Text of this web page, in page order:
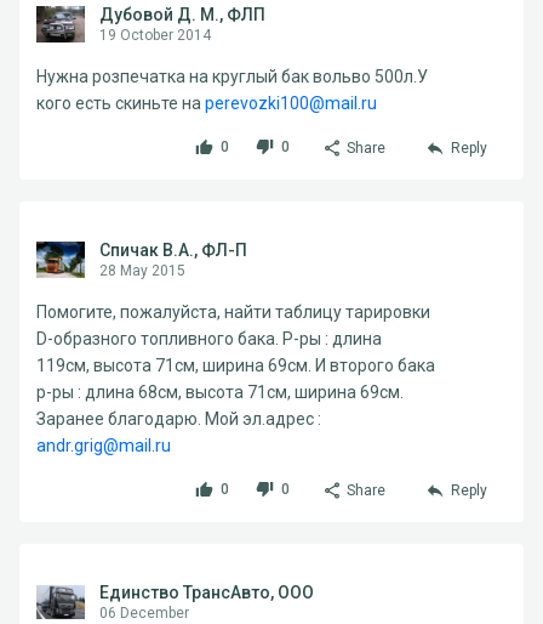
Дубовой Д. М., ФЛП
19 October 2014
Нужна розпечатка на круглый бак вольво 500л.У
кого есть скиньте на perevozki100@mail.ru
0 0 Share Reply
Спичак В.А., ФЛ-П
28 May 2015
Помогите, пожалуйста, найти таблицу тарировки
D-образного топливного бака. Р-ры : длина
119см, высота 71см, ширина 69см. И второго бака
р-ры : длина 68см, высота 71см, ширина 69см.
Заранее благодарю. Мой эл.адрес :
andr.grig@mail.ru
0 0 Share Reply
Единство ТрансАвто, ООО
06 December